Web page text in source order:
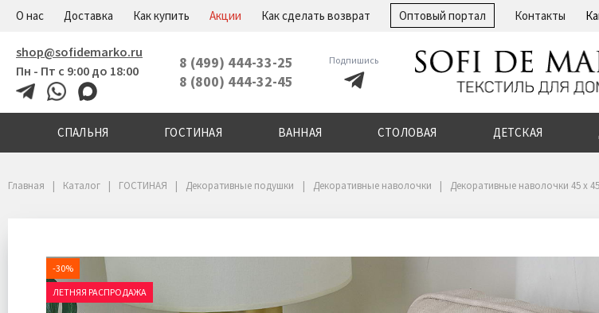
О нас Доставка Как купить Акции Как сделать возврат Оптовый портал Контакты
shop@sofidemarko.ru
Пн - Пт с 9:00 до 18:00
8 (499) 444-33-25
8 (800) 444-32-45
Подпишись
СПАЛЬНЯ ГОСТИНАЯ ВАННАЯ СТОЛОВАЯ ДЕТСКАЯ
Главная Каталог ГОСТИНАЯ Декоративные подушки Декоративные наволочки Декоративные наволочки 45 х 45
-30%
ЛЕТНЯЯ РАСПРОДАЖА